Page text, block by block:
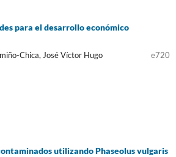
para el desarrollo económico
Chica, José Víctor Hugo
e720
utilizando Phaseolus vulgaris